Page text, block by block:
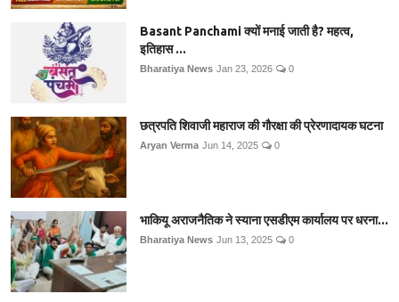
Basant Panchami क्यों मनाई जाती है? महत्व,
इतिहास ...
Bharatiya News Jan 23, 2026 0
छत्रपति शिवाजी महाराज की गौरक्षा की प्रेरणादायक घटना
Aryan Verma Jun 14, 2025 0
भाकियू अराजनैतिक ने स्याना एसडीएम कार्यालय पर धरना...
Bharatiya News Jun 13, 2025 0